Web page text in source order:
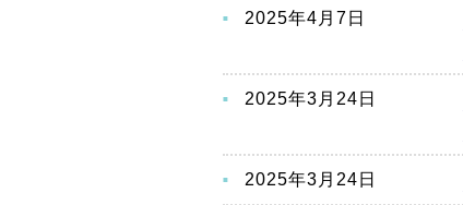
2025年4月7日
2025年3月24日
2025年3月24日